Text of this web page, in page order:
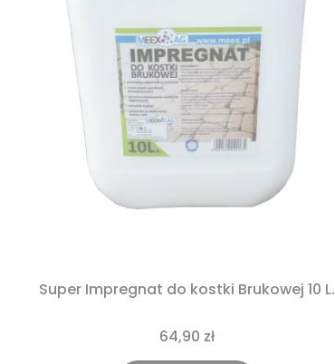
Super Impregnat do kostki Brukowej 10 L.
64,90 zł